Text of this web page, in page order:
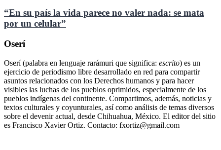
“En su país la vida parece no valer nada: se mata
por un celular”
Oserí
Oserí (palabra en lenguaje rarámuri que significa: escrito) es un
ejercicio de periodismo libre desarrollado en red para compartir
asuntos relacionados con los Derechos humanos y para hacer
visibles las luchas de los pueblos oprimidos, especialmente de los
pueblos indígenas del continente. Compartimos, además, noticias y
textos culturales y coyunturales, así como análisis de temas diversos
sobre el devenir actual, desde Chihuahua, México. El editor del sitio
es Francisco Xavier Ortiz. Contacto: fxortiz@gmail.com